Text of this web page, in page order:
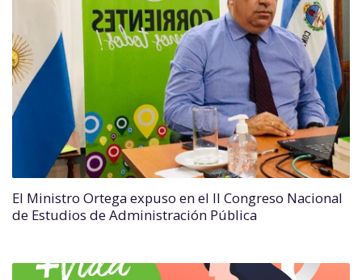
El Ministro Ortega expuso en el II Congreso Nacional
de Estudios de Administración Pública